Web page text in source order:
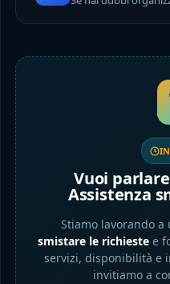
Vuoi
Assistenza
Stiamo lavorando
smistare le richiestee
servizi, disponibilità e
invitiamo a